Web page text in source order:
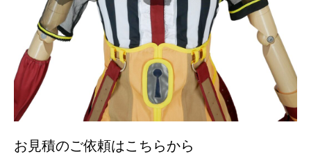
お見積のご依頼はこちらから